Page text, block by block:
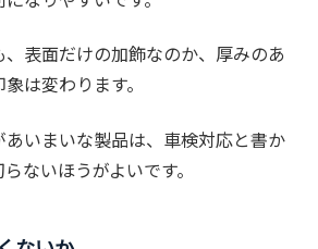
表面だけの加飾なのか、厚みのあ
は変わります。
いまいな製品は、車検対応と書か
ないほうがよいです。